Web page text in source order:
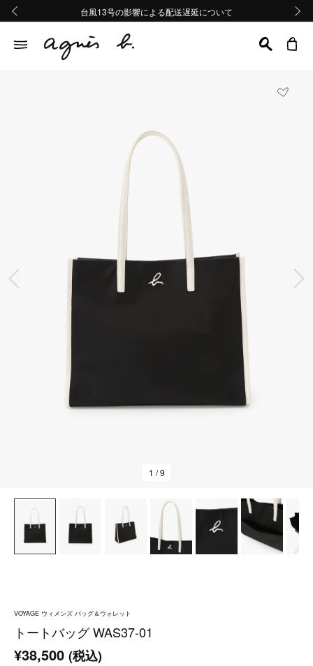
熊本地域地震の影響による配送遅延について
Summer Sale 2buy10%OFF!!
台風13号の影響による配送遅延について
熊本地域地震の影響による配送遅延について
Summer Sale 2buy10%OFF!!
前の画像
1 / 9
VOYAGE ウィメンズ バッグ＆ウォレット
トートバッグ WAS37-01
¥38,500 (税込)